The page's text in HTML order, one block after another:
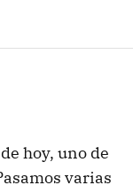
hoy, uno de
varias